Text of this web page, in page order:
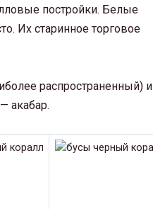
постройки. Белые
Их старинное торговое
распространенный) и
акабар.